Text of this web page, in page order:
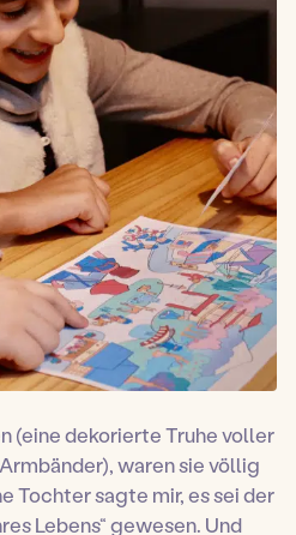
(eine dekorierte Truhe voller
waren sie völlig
Tochter sagte mir, es sei der
Lebens“ gewesen. Und